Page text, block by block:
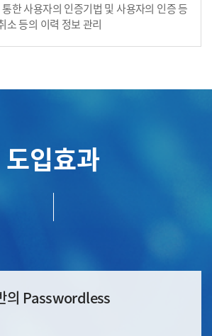
한 사용자의 인증기법 및 사용자의 인증 등
소 등의 이력 정보 관리
도입효과
의 Passwordless